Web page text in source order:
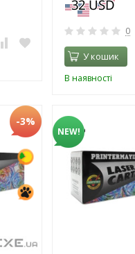
0
У кошик
В наявності
-3%
NEW!